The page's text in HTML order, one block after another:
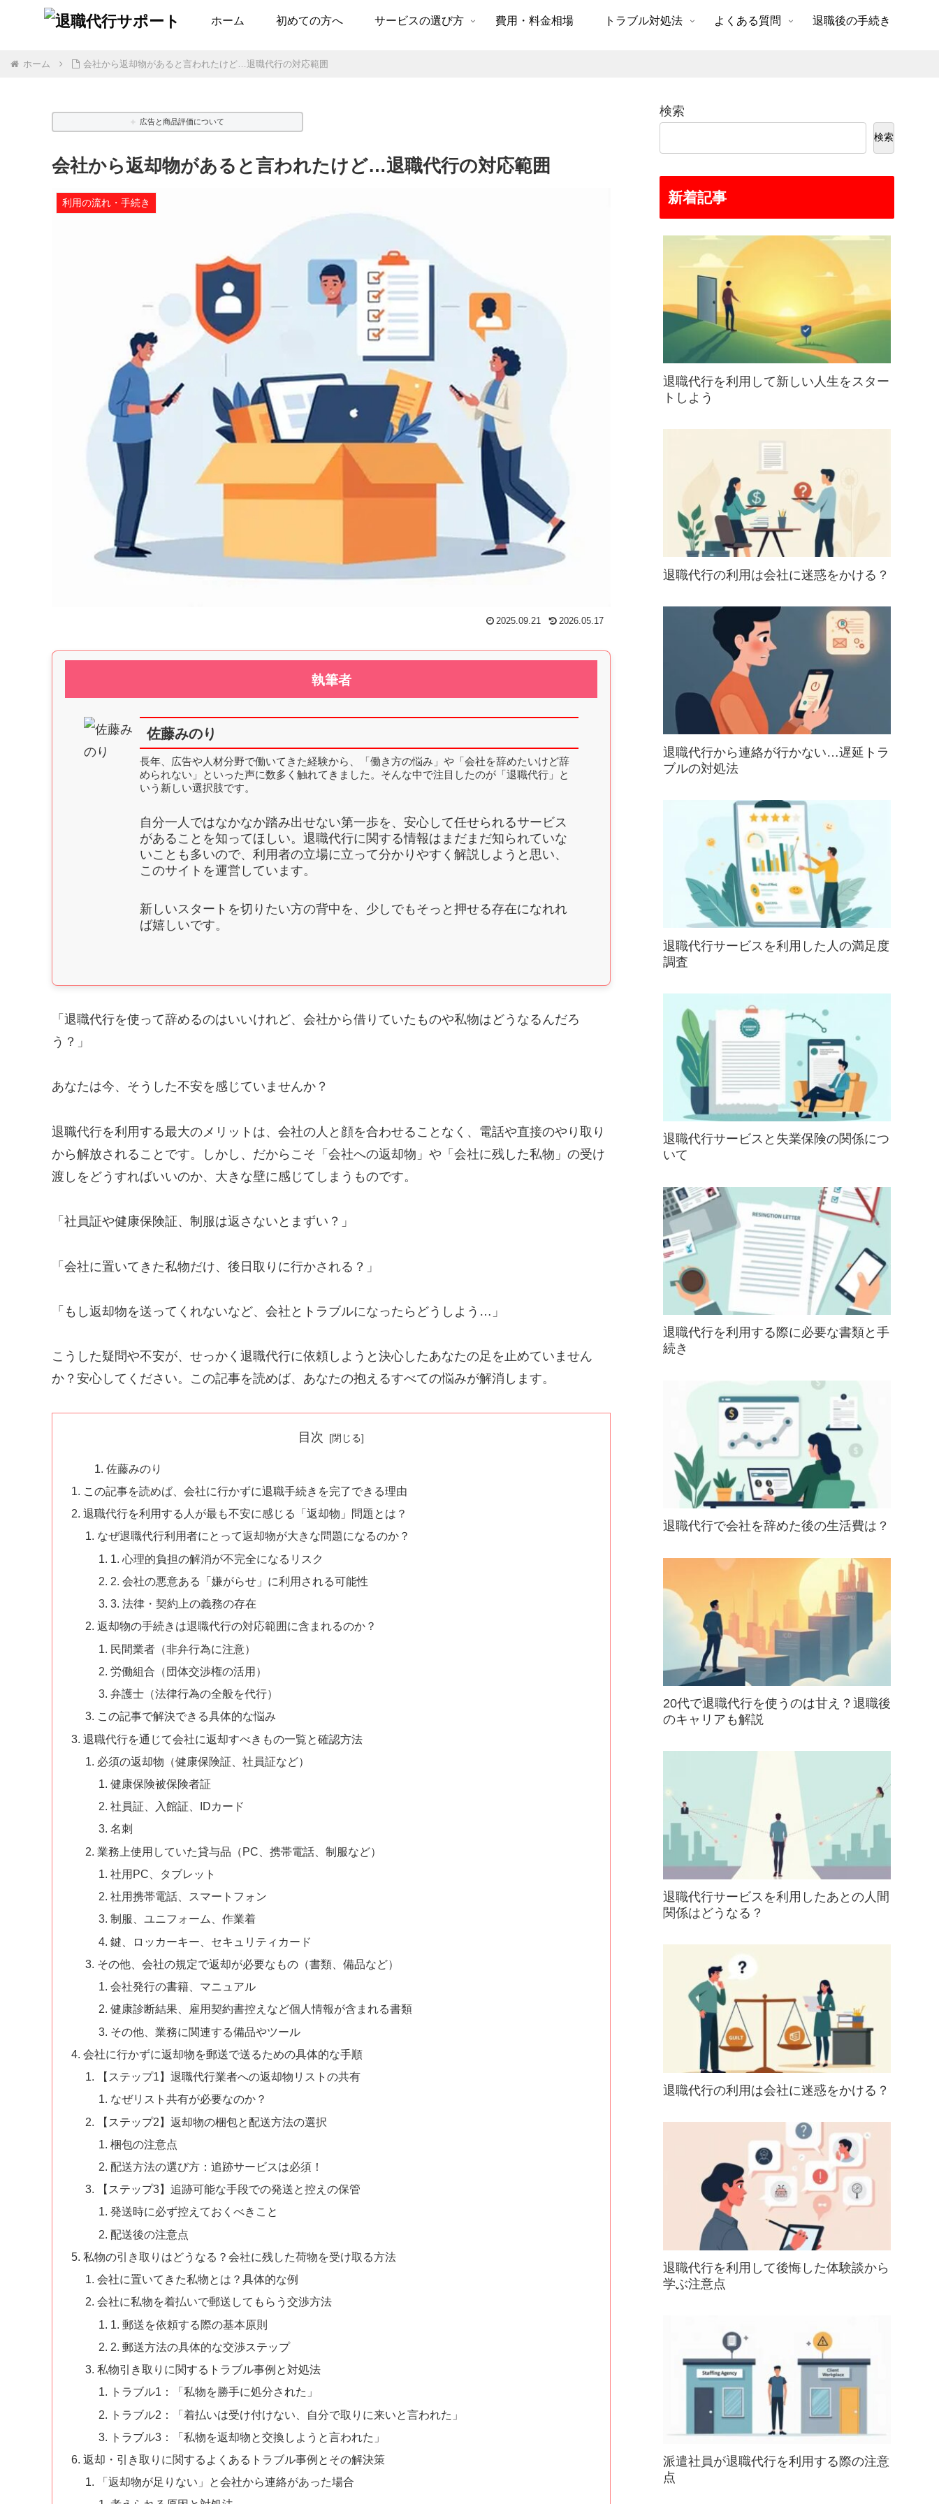
ホーム 初めての方へ サービスの選び方 費用・料金相場 トラブル対処法 よくある質問 退職後の手続き
ホーム 会社から返却物があると言われたけど…退職代行の対応範囲
広告と商品評価について
会社から返却物があると言われたけど…退職代行の対応範囲
利用の流れ・手続き
2025.09.21 2026.05.17
執筆者
佐藤みのり
長年、広告や人材分野で働いてきた経験から、「働き方の悩み」や「会社を辞めたいけど辞
められない」といった声に数多く触れてきました。そんな中で注目したのが「退職代行」と
いう新しい選択肢です。
自分一人ではなかなか踏み出せない第一歩を、安心して任せられるサービス
があることを知ってほしい。退職代行に関する情報はまだまだ知られていな
いことも多いので、利用者の立場に立って分かりやすく解説しようと思い、
このサイトを運営しています。
新しいスタートを切りたい方の背中を、少しでもそっと押せる存在になれれ
ば嬉しいです。
「退職代行を使って辞めるのはいいけれど、会社から借りていたものや私物はどうなるんだろ
う？」
あなたは今、そうした不安を感じていませんか？
退職代行を利用する最大のメリットは、会社の人と顔を合わせることなく、電話や直接のやり取り
から解放されることです。しかし、だからこそ「会社への返却物」や「会社に残した私物」の受け
渡しをどうすればいいのか、大きな壁に感じてしまうものです。
「社員証や健康保険証、制服は返さないとまずい？」
「会社に置いてきた私物だけ、後日取りに行かされる？」
「もし返却物を送ってくれないなど、会社とトラブルになったらどうしよう…」
こうした疑問や不安が、せっかく退職代行に依頼しようと決心したあなたの足を止めていません
か？安心してください。この記事を読めば、あなたの抱えるすべての悩みが解消します。
目次
佐藤みのり
この記事を読めば、会社に行かずに退職手続きを完了できる理由
退職代行を利用する人が最も不安に感じる「返却物」問題とは？
なぜ退職代行利用者にとって返却物が大きな問題になるのか？
1. 心理的負担の解消が不完全になるリスク
2. 会社の悪意ある「嫌がらせ」に利用される可能性
3. 法律・契約上の義務の存在
返却物の手続きは退職代行の対応範囲に含まれるのか？
民間業者（非弁行為に注意）
労働組合（団体交渉権の活用）
弁護士（法律行為の全般を代行）
この記事で解決できる具体的な悩み
退職代行を通じて会社に返却すべきもの一覧と確認方法
必須の返却物（健康保険証、社員証など）
健康保険被保険者証
社員証、入館証、IDカード
名刺
業務上使用していた貸与品（PC、携帯電話、制服など）
社用PC、タブレット
社用携帯電話、スマートフォン
制服、ユニフォーム、作業着
鍵、ロッカーキー、セキュリティカード
その他、会社の規定で返却が必要なもの（書類、備品など）
会社発行の書籍、マニュアル
健康診断結果、雇用契約書控えなど個人情報が含まれる書類
その他、業務に関連する備品やツール
会社に行かずに返却物を郵送で送るための具体的な手順
【ステップ1】退職代行業者への返却物リストの共有
なぜリスト共有が必要なのか？
【ステップ2】返却物の梱包と配送方法の選択
梱包の注意点
配送方法の選び方：追跡サービスは必須！
【ステップ3】追跡可能な手段での発送と控えの保管
発送時に必ず控えておくべきこと
配送後の注意点
私物の引き取りはどうなる？会社に残した荷物を受け取る方法
会社に置いてきた私物とは？具体的な例
会社に私物を着払いで郵送してもらう交渉方法
1. 郵送を依頼する際の基本原則
2. 郵送方法の具体的な交渉ステップ
私物引き取りに関するトラブル事例と対処法
トラブル1：「私物を勝手に処分された」
トラブル2：「着払いは受け付けない、自分で取りに来いと言われた」
トラブル3：「私物を返却物と交換しようと言われた」
返却・引き取りに関するよくあるトラブル事例とその解決策
「返却物が足りない」と会社から連絡があった場合
検索
検索
新着記事
退職代行を利用して新しい人生をスター
トしよう
退職代行の利用は会社に迷惑をかける？
退職代行から連絡が行かない…遅延トラ
ブルの対処法
退職代行サービスを利用した人の満足度
調査
退職代行サービスと失業保険の関係につ
いて
退職代行を利用する際に必要な書類と手
続き
退職代行で会社を辞めた後の生活費は？
20代で退職代行を使うのは甘え？退職後
のキャリアも解説
退職代行サービスを利用したあとの人間
関係はどうなる？
退職代行の利用は会社に迷惑をかける？
退職代行を利用して後悔した体験談から
学ぶ注意点
派遣社員が退職代行を利用する際の注意
点